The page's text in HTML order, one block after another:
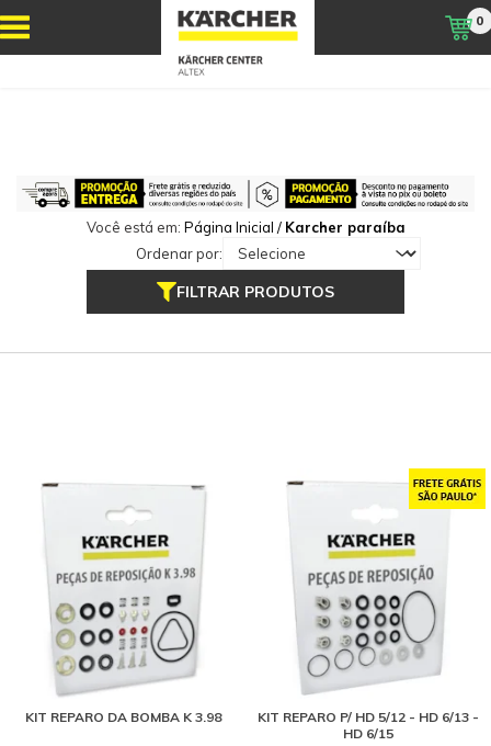
0
Você está em: Página Inicial / Karcher paraíba
Ordenar por:
FILTRAR PRODUTOS
KIT REPARO DA BOMBA K 3.98
KIT REPARO P/ HD 5/12 - HD 6/13 -
HD 6/15